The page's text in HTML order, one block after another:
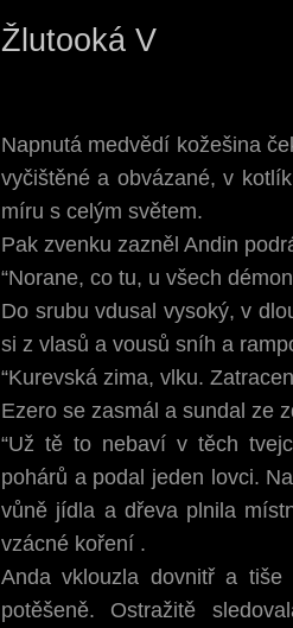
Žlutooká V
Napnutá medvědí kožešina
vyčištěné a obvázané, v
míru s celým světem.
Pak zvenku zazněl Andin
“Norane, co tu, u všech
Do srubu vdusal vysoký, v
si z vlasů a vousů sníh a
“Kurevská zima, vlku.
Ezero se zasmál a sundal ze
“Už tě to nebaví v těch
pohárů a podal jeden lovci.
vůně jídla a dřeva plnila
vzácné koření .
Anda vklouzla dovnitř a tiše
potěšeně. Ostražitě